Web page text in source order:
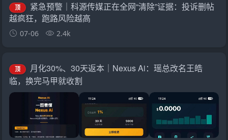
顶
紧急预警｜科源传媒正在全网“清除”证据：投诉删帖
越疯狂，跑路风险越高
07-06 2.4k
顶
月化30%、30天返本｜Nexus Ai：瑶总改名王皓
临，换完马甲就收割